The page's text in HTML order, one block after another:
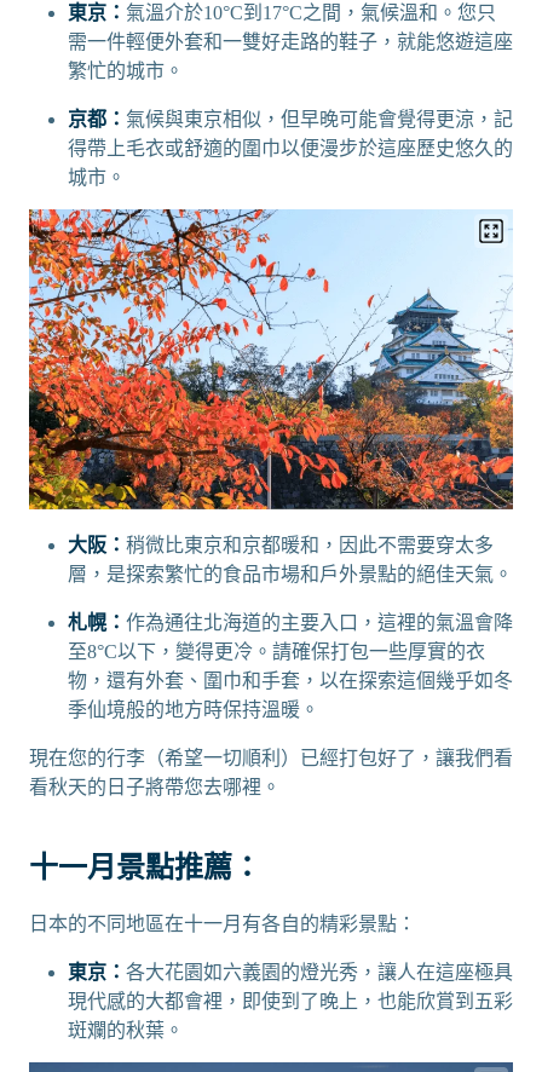
東京： 氣溫介於10°C到17°C之間，氣候溫和。您只
需一件輕便外套和一雙好走路的鞋子，就能悠遊這座
繁忙的城市。
京都： 氣候與東京相似，但早晚可能會覺得更涼，記
得帶上毛衣或舒適的圍巾以便漫步於這座歷史悠久的
城市。
大阪： 稍微比東京和京都暖和，因此不需要穿太多
層，是探索繁忙的食品市場和戶外景點的絕佳天氣。
札幌： 作為通往北海道的主要入口，這裡的氣溫會降
至8°C以下，變得更冷。請確保打包一些厚實的衣
物，還有外套、圍巾和手套，以在探索這個幾乎如冬
季仙境般的地方時保持溫暖。
現在您的行李（希望一切順利）已經打包好了，讓我們看
看秋天的日子將帶您去哪裡。
十一月景點推薦：
日本的不同地區在十一月有各自的精彩景點：
東京： 各大花園如六義園的燈光秀，讓人在這座極具
現代感的大都會裡，即使到了晚上，也能欣賞到五彩
斑斕的秋葉。